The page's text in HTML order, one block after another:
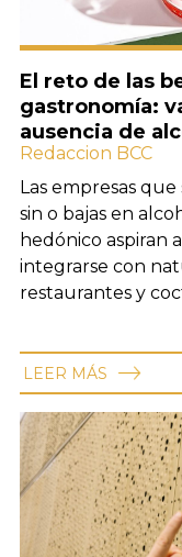
El reto de las
gastronomía:
ausencia de
Redaccion BCC
Las empresas
sin o bajas en
hedónico aspiran
integrarse con
restaurantes y
LEER MÁS